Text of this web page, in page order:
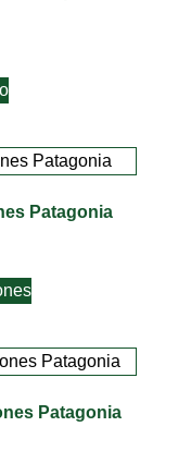
Patagonia
Patagonia